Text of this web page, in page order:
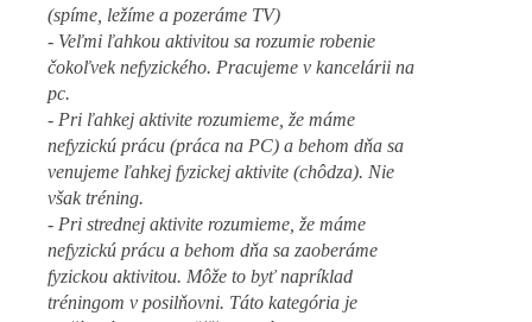
(spíme, ležíme a pozeráme TV)
- Veľmi ľahkou aktivitou sa rozumie robenie
čokoľvek nefyzického. Pracujeme v kancelárii na
pc.
- Pri ľahkej aktivite rozumieme, že máme
nefyzickú prácu (práca na PC) a behom dňa sa
venujeme ľahkej fyzickej aktivite (chôdza). Nie
však tréning.
- Pri strednej aktivite rozumieme, že máme
nefyzickú prácu a behom dňa sa zaoberáme
fyzickou aktivitou. Môže to byť napríklad
tréningom v posilňovni. Táto kategória je